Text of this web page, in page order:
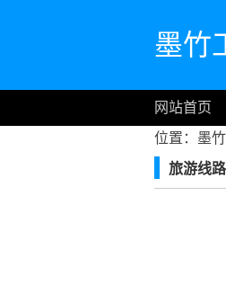
墨竹
网站首页
位置：墨
旅游线路